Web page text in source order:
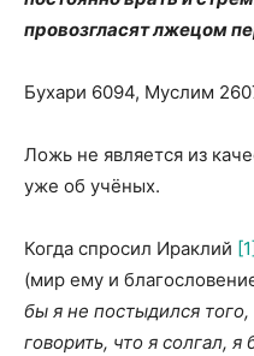
провозгласят лжецом
Бухари 6094, Муслим
Ложь не является из
уже об учёных.
Когда спросил Ираклий [1]
(мир ему и
бы я не постыдился
говорить, что я солгал,